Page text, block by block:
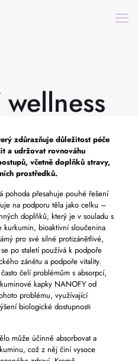
zdůrazňuje důležitost péče
a udržovat rovnováhu
včetně doplňků stravy,
prostředků.
pohoda přesahuje pouhé řešení
na podporu těla jako celku –
doplňků, který je v souladu s
bioaktivní sloučenina
pro své silné protizánětlivé,
po staletí používá k podpoře
zánětu a podpoře vitality.
čelí problémům s absorpcí,
kapky NANOFY od
problému, využívající
biologické dostupnosti
může účinně absorbovat a
což z něj činí vysoce